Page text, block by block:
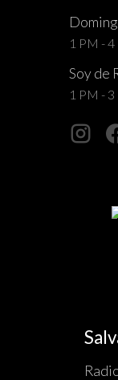
1 PM - 4
Soy de
1 PM - 3